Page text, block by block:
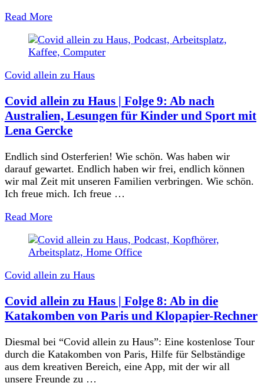
Read More
Covid allein zu Haus
Covid allein zu Haus | Folge 9: Ab nach
Australien, Lesungen für Kinder und Sport mit
Lena Gercke
Endlich sind Osterferien! Wie schön. Was haben wir
darauf gewartet. Endlich haben wir frei, endlich können
wir mal Zeit mit unseren Familien verbringen. Wie schön.
Ich freue mich. Ich freue …
Read More
Covid allein zu Haus
Covid allein zu Haus | Folge 8: Ab in die
Katakomben von Paris und Klopapier-Rechner
Diesmal bei “Covid allein zu Haus”: Eine kostenlose Tour
durch die Katakomben von Paris, Hilfe für Selbständige
aus dem kreativen Bereich, eine App, mit der wir all
unsere Freunde zu …